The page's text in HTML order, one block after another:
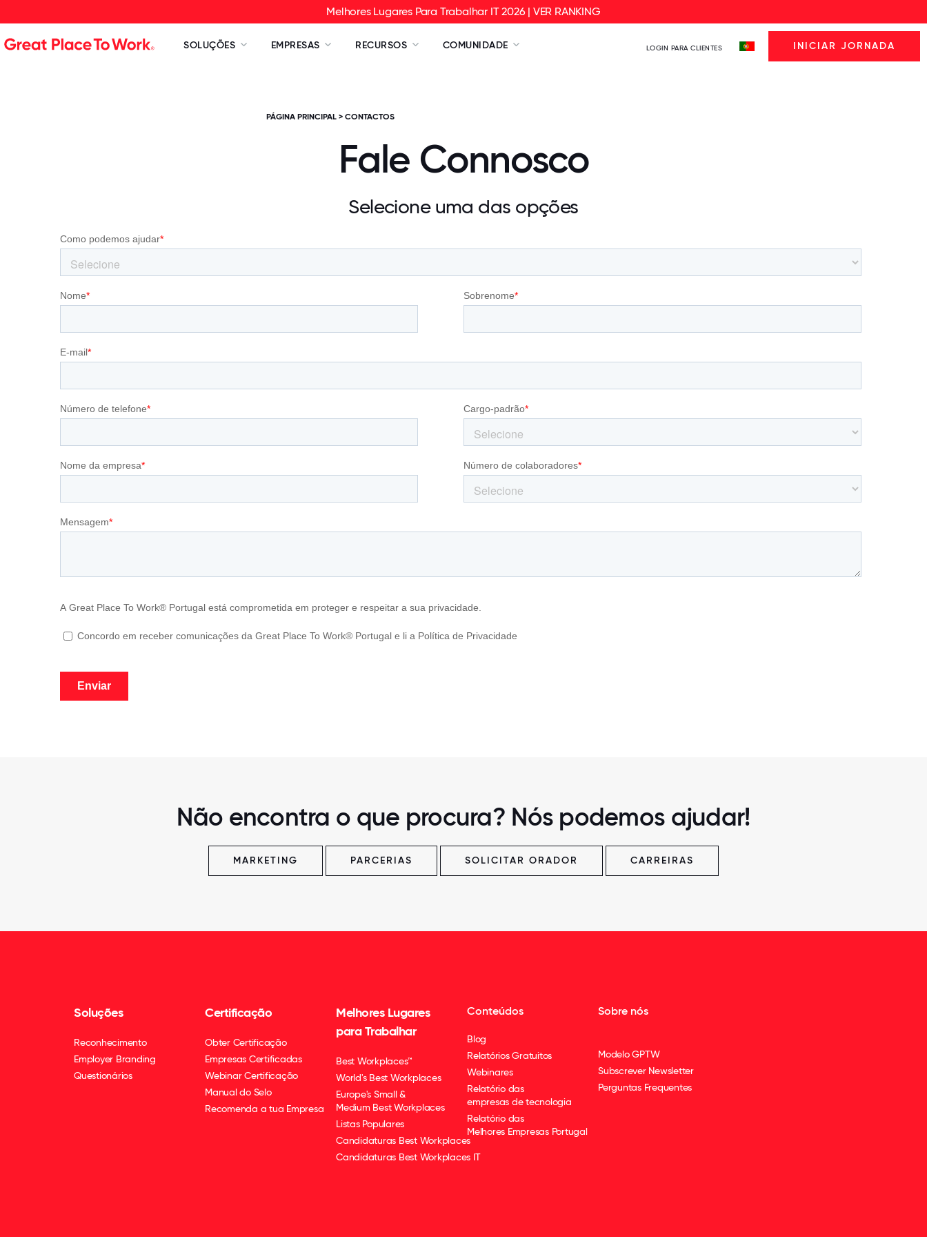
Melhores Lugares Para Trabalhar IT 2026 | VER RANKING
SOLUÇÕES EMPRESAS RECURSOS COMUNIDADE LOGIN PARA CLIENTES INICIAR JORNADA
PÁGINA PRINCIPAL > CONTACTOS
Fale Connosco
Selecione uma das opções
Não encontra o que procura? Nós podemos ajudar!
MARKETING PARCERIAS SOLICITAR ORADOR CARREIRAS
Soluções
Reconhecimento
Employer Branding
Questionários
Certificação
Obter Certificação
Empresas Certificadas
Webinar Certificação
Manual do Selo
Recomenda a tua Empresa
Melhores Lugares
para Trabalhar
Best Workplaces™
World's Best Workplaces
Europe's Small &
Medium Best Workplaces
Listas Populares
Candidaturas Best Workplaces
Candidaturas Best Workplaces IT
Conteúdos
Blog
Relatórios Gratuitos
Webinares
Relatório das
empresas de tecnologia
Relatório das
Melhores Empresas Portugal
Sobre nós
Modelo GPTW
Subscrever Newsletter
Perguntas Frequentes